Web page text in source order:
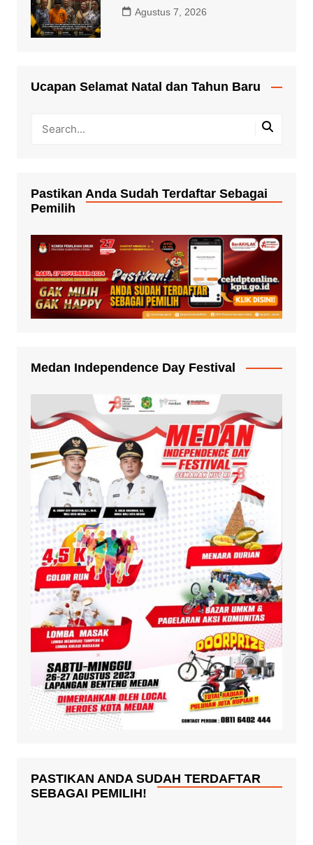
Agustus 7, 2026
Ucapan Selamat Natal dan Tahun Baru
Pastikan Anda Sudah Terdaftar Sebagai
Pemilih
Medan Independence Day Festival
PASTIKAN ANDA SUDAH TERDAFTAR
SEBAGAI PEMILIH!